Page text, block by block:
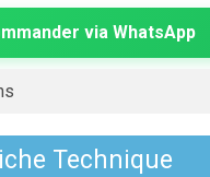
via WhatsApp
Technique